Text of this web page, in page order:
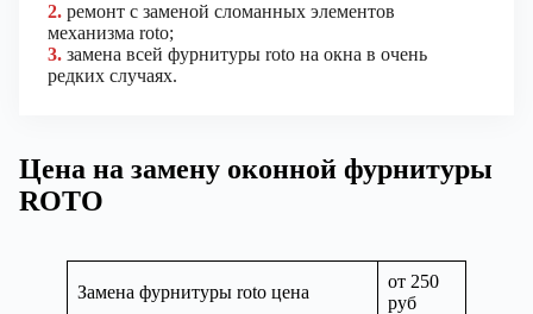
2. ремонт с заменой сломанных элементов
механизма roto;
3. замена всей фурнитуры roto на окна в очень
редких случаях.
Цена на замену оконной фурнитуры
ROTO
Замена фурнитуры roto цена
от 250
руб